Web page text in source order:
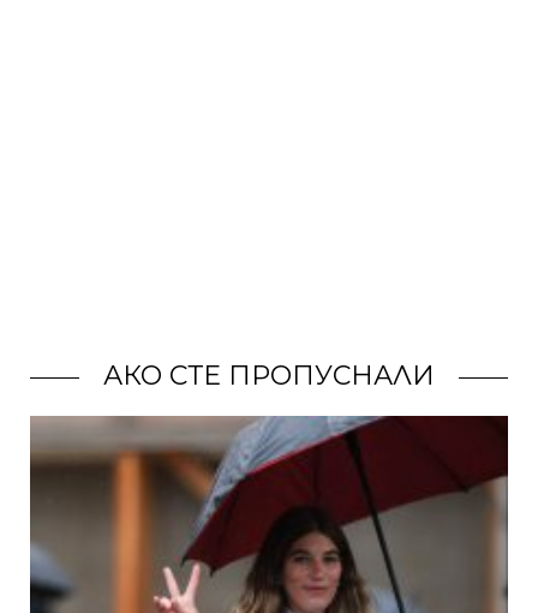
АКО СТЕ ПРОПУСНАЛИ